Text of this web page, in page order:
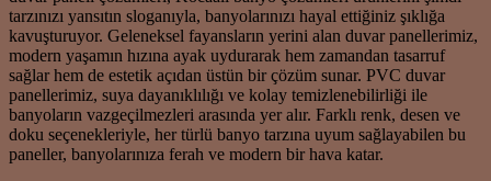
tarzınızı yansıtın sloganıyla, banyolarınızı hayal ettiğiniz şıklığa
kavuşturuyor. Geleneksel fayansların yerini alan duvar panellerimiz,
modern yaşamın hızına ayak uydurarak hem zamandan tasarruf
sağlar hem de estetik açıdan üstün bir çözüm sunar. PVC duvar
panellerimiz, suya dayanıklılığı ve kolay temizlenebilirliği ile
banyoların vazgeçilmezleri arasında yer alır. Farklı renk, desen ve
doku seçenekleriyle, her türlü banyo tarzına uyum sağlayabilen bu
paneller, banyolarınıza ferah ve modern bir hava katar.